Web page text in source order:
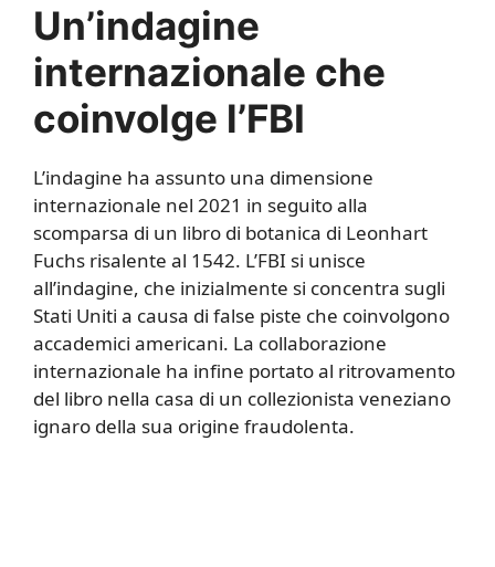
Un’indagine
internazionale che
coinvolge l’FBI
L’indagine ha assunto una dimensione
internazionale nel 2021 in seguito alla
scomparsa di un libro di botanica di Leonhart
Fuchs risalente al 1542. L’FBI si unisce
all’indagine, che inizialmente si concentra sugli
Stati Uniti a causa di false piste che coinvolgono
accademici americani. La collaborazione
internazionale ha infine portato al ritrovamento
del libro nella casa di un collezionista veneziano
ignaro della sua origine fraudolenta.